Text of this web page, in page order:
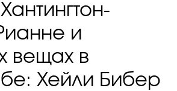
и
вещах в
Хейли Бибер